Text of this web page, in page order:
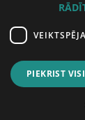
PIEKRIST